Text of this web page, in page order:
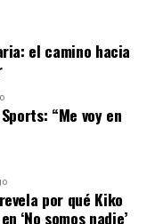
más
como un
en la política
está
fomentar la
la
el camino hacia
“Me voy en
por qué Kiko
‘No somos nadie’